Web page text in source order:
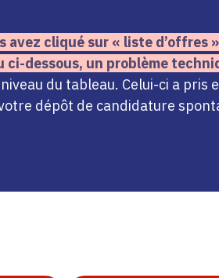
cliqué sur « liste d’offres
ci-dessous, un problème
du tableau. Celui-ci a
dépôt de candidature